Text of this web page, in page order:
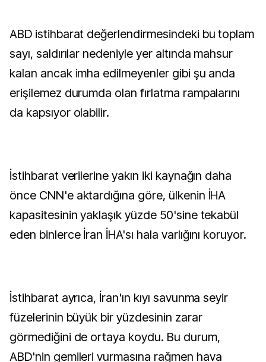
ABD istihbarat değerlendirmesindeki bu toplam
sayı, saldırılar nedeniyle yer altında mahsur
kalan ancak imha edilmeyenler gibi şu anda
erişilemez durumda olan fırlatma rampalarını
da kapsıyor olabilir.
İstihbarat verilerine yakın iki kaynağın daha
önce CNN'e aktardığına göre, ülkenin İHA
kapasitesinin yaklaşık yüzde 50'sine tekabül
eden binlerce İran İHA'sı hala varlığını koruyor.
İstihbarat ayrıca, İran'ın kıyı savunma seyir
füzelerinin büyük bir yüzdesinin zarar
görmediğini de ortaya koydu. Bu durum,
ABD'nin gemileri vurmasına rağmen hava